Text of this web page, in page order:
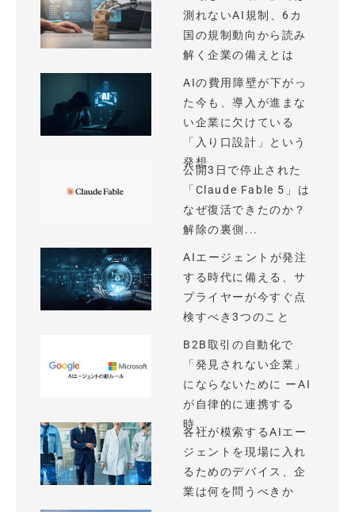
測れないAI規制、6カ
国の規制動向から読み
解く企業の備えとは
AIの費用障壁が下がっ
た今も、導入が進まな
い企業に欠けている
「入り口設計」という
発想
公開3日で停止された
「Claude Fable 5」は
なぜ復活できたのか？
解除の裏側...
AIエージェントが発注
する時代に備える、サ
プライヤーが今すぐ点
検すべき3つのこと
B2B取引の自動化で
「発見されない企業」
にならないために ーAI
が自律的に連携する
時...
各社が模索するAIエー
ジェントを現場に入れ
るためのデバイス、企
業は何を問うべきか